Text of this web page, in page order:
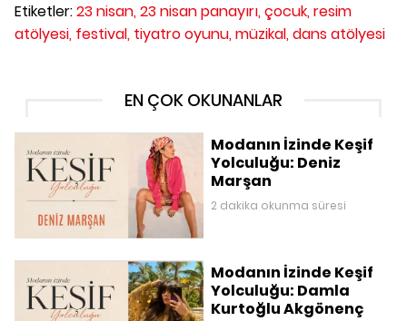
Etiketler:23 nisan,23 nisan panayırı,çocuk,resim
atölyesi, festival, tiyatro oyunu,müzikal,dans atölyesi
EN ÇOK OKUNANLAR
Modanın İzinde Keşif
Yolculuğu: Deniz
Marşan
2 dakika okunma süresi
Modanın İzinde Keşif
Yolculuğu: Damla
Kurtoğlu Akgönenç